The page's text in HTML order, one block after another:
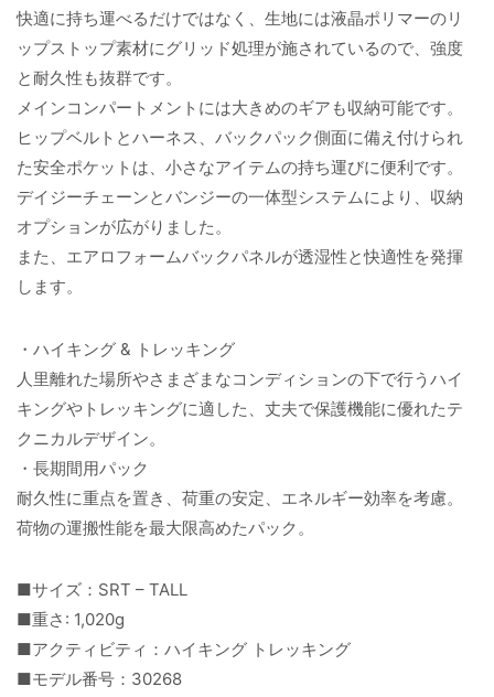
快適に持ち運べるだけではなく、生地には液晶ポリマーのリ
ップストップ素材にグリッド処理が施されているので、強度
と耐久性も抜群です。
メインコンパートメントには大きめのギアも収納可能です。
ヒップベルトとハーネス、バックパック側面に備え付けられ
た安全ポケットは、小さなアイテムの持ち運びに便利です。
デイジーチェーンとバンジーの一体型システムにより、収納
オプションが広がりました。
また、エアロフォームバックパネルが透湿性と快適性を発揮
します。
・ハイキング & トレッキング
人里離れた場所やさまざまなコンディションの下で行うハイ
キングやトレッキングに適した、丈夫で保護機能に優れたテ
クニカルデザイン。
・長期間用パック
耐久性に重点を置き、荷重の安定、エネルギー効率を考慮。
荷物の運搬性能を最大限高めたパック。
■サイズ：SRT – TALL
■重さ: 1,020g
■アクティビティ：ハイキング トレッキング
■モデル番号：30268